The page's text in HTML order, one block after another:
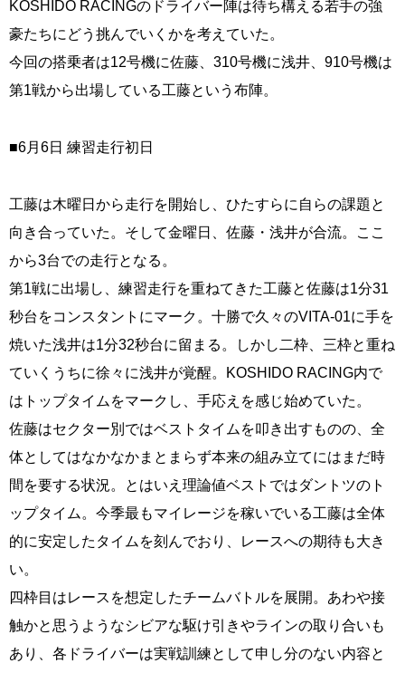
KOSHIDO RACINGのドライバー陣は待ち構える若手の強
豪たちにどう挑んでいくかを考えていた。
今回の搭乗者は12号機に佐藤、310号機に浅井、910号機は
第1戦から出場している工藤という布陣。
■6月6日 練習走行初日
工藤は木曜日から走行を開始し、ひたすらに自らの課題と
向き合っていた。そして金曜日、佐藤・浅井が合流。ここ
から3台での走行となる。
第1戦に出場し、練習走行を重ねてきた工藤と佐藤は1分31
秒台をコンスタントにマーク。十勝で久々のVITA-01に手を
焼いた浅井は1分32秒台に留まる。しかし二枠、三枠と重ね
ていくうちに徐々に浅井が覚醒。KOSHIDO RACING内で
はトップタイムをマークし、手応えを感じ始めていた。
佐藤はセクター別ではベストタイムを叩き出すものの、全
体としてはなかなかまとまらず本来の組み立てにはまだ時
間を要する状況。とはいえ理論値ベストではダントツのト
ップタイム。今季最もマイレージを稼いでいる工藤は全体
的に安定したタイムを刻んでおり、レースへの期待も大き
い。
四枠目はレースを想定したチームバトルを展開。あわや接
触かと思うようなシビアな駆け引きやラインの取り合いも
あり、各ドライバーは実戦訓練として申し分のない内容と